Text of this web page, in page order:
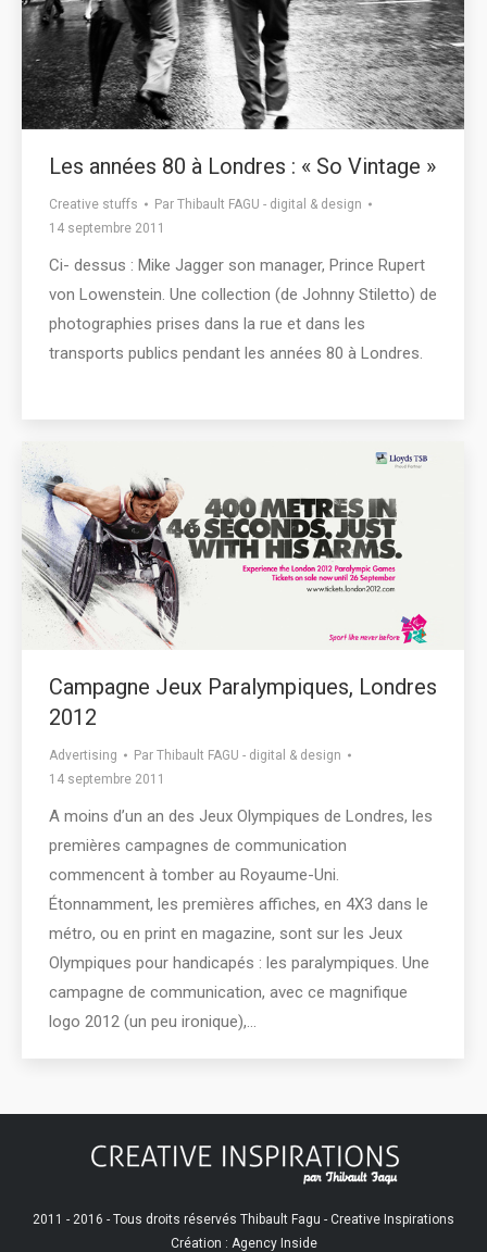
Les années 80 à Londres : « So Vintage »
Creative stuffs Par Thibault FAGU - digital & design
14 septembre 2011
Ci- dessus : Mike Jagger son manager, Prince Rupert
von Lowenstein. Une collection (de Johnny Stiletto) de
photographies prises dans la rue et dans ​​les
transports publics pendant les années 80 à Londres.
Campagne Jeux Paralympiques, Londres
2012
Advertising Par Thibault FAGU - digital & design
14 septembre 2011
A moins d’un an des Jeux Olympiques de Londres, les
premières campagnes de communication
commencent à tomber au Royaume-Uni.
Étonnamment, les premières affiches, en 4X3 dans le
métro, ou en print en magazine, sont sur les Jeux
Olympiques pour handicapés : les paralympiques. Une
campagne de communication, avec ce magnifique
logo 2012 (un peu ironique),…
2011 - 2016 - Tous droits réservés Thibault Fagu - Creative Inspirations
Création : Agency Inside